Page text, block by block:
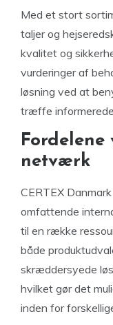
Med et stort
taljer og
kvalitet og
vurderinger af
løsning ved at
træffe
netværk
CERTEX
omfattende
til en række
både
skræddersyede
hvilket gør det
inden for